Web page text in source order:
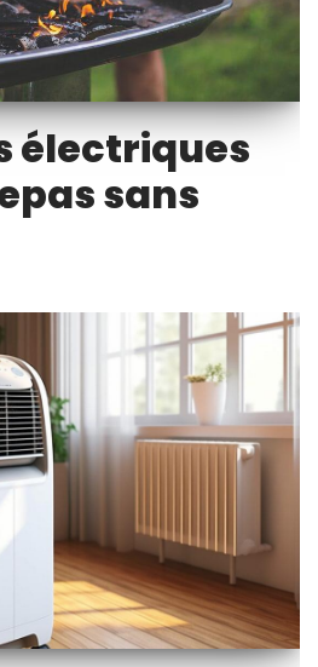
électriques
sans